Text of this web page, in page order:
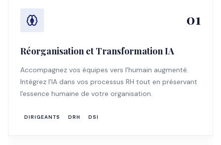
01
Réorganisation et Transformation IA
Accompagnez vos équipes vers l'humain augmenté.
Intégrez l'IA dans vos processus RH tout en préservant
l'essence humaine de votre organisation.
DIRIGEANTS DRH DSI